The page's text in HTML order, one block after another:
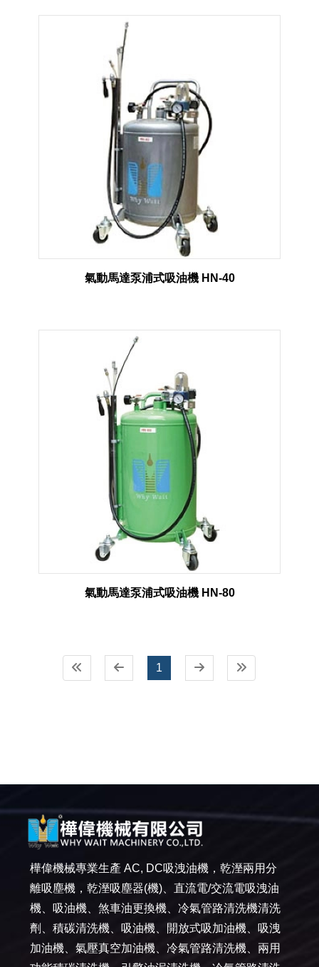
氣動馬達泵浦式吸油機 HN-40
氣動馬達泵浦式吸油機 HN-80
1
樺偉機械專業生產 AC, DC吸洩油機，乾溼兩用分
離吸塵機，乾溼吸塵器(機)、直流電/交流電吸洩油
機、吸油機、煞車油更換機、冷氣管路清洗機清洗
劑、積碳清洗機、吸油機、開放式吸加油機、吸洩
加油機、氣壓真空加油機、冷氣管路清洗機、兩用